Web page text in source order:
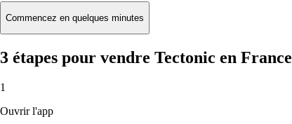
Commencez en quelques minutes
3 étapes pour vendre Tectonic en France
1
Ouvrir l'app